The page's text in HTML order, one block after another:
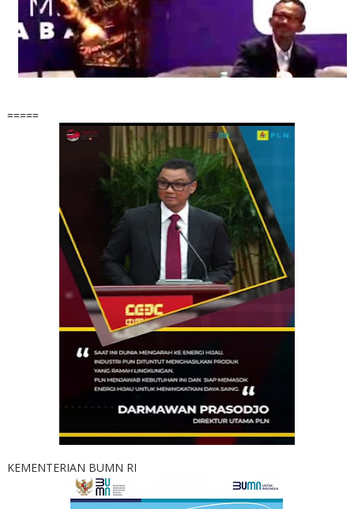
=====
KEMENTERIAN BUMN RI